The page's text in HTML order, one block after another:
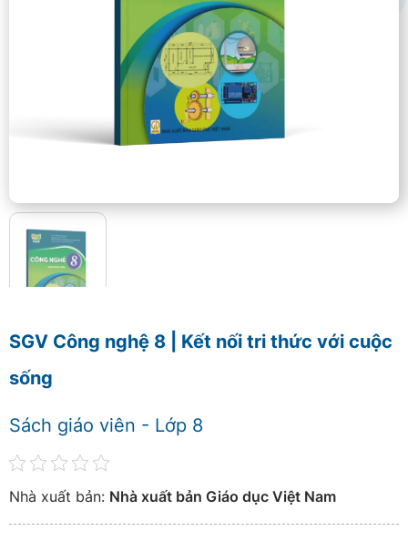
SGV Công nghệ 8 | Kết nối tri thức với cuộc
sống
Sách giáo viên - Lớp 8
Nhà xuất bản: Nhà xuất bản Giáo dục Việt Nam